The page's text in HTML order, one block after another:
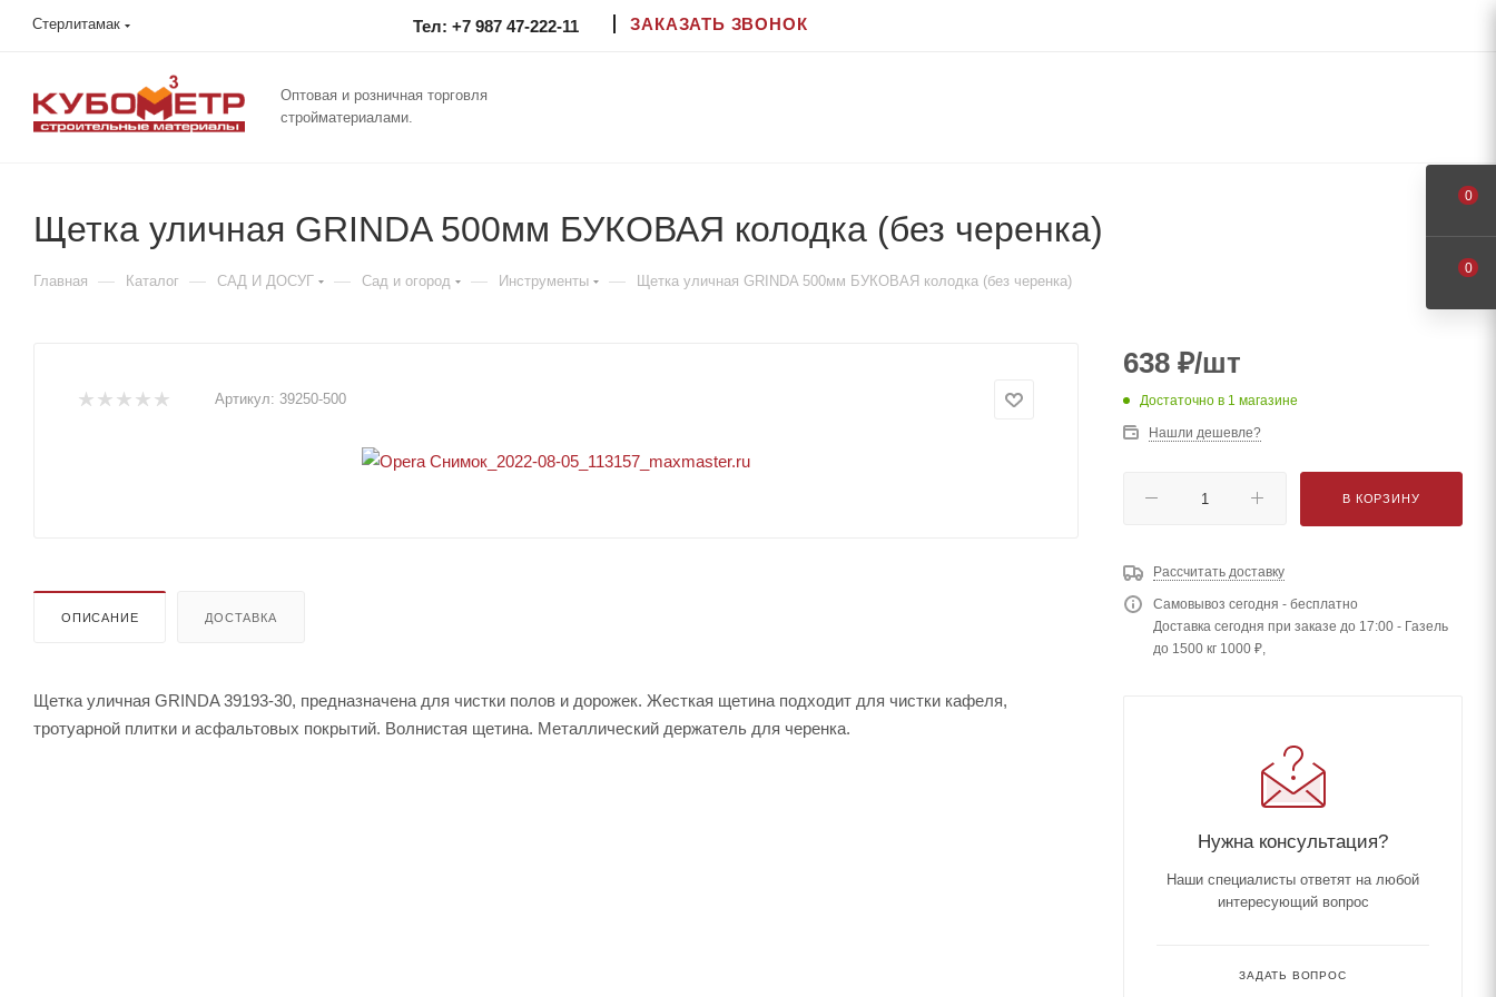
Стерлитамак Тел: +7 987 47-222-11 ЗАКАЗАТЬ ЗВОНОК
Оптовая и розничная торговля
стройматериалами.
Щетка уличная GRINDA 500мм БУКОВАЯ колодка (без черенка)
Главная — Каталог — САД И ДОСУГ — Сад и огород — Инструменты — Щетка уличная GRINDA 500мм БУКОВАЯ колодка (без черенка)
Артикул: 39250-500
ОПИСАНИЕ ДОСТАВКА
Щетка уличная GRINDA 39193-30, предназначена для чистки полов и дорожек. Жесткая щетина подходит для чистки кафеля,
тротуарной плитки и асфальтовых покрытий. Волнистая щетина. Металлический держатель для черенка.
638 ₽/шт
Достаточно в 1 магазине
Нашли дешевле?
В КОРЗИНУ
Рассчитать доставку
Самовывоз сегодня - бесплатно
Доставка сегодня при заказе до 17:00 - Газель
до 1500 кг 1000 ₽,
Нужна консультация?
Наши специалисты ответят на любой
интересующий вопрос
ЗАДАТЬ ВОПРОС
0
0